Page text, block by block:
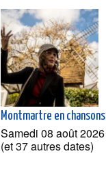
Montmartre en chansons
Samedi 08 août 2026
(et 37 autres dates)